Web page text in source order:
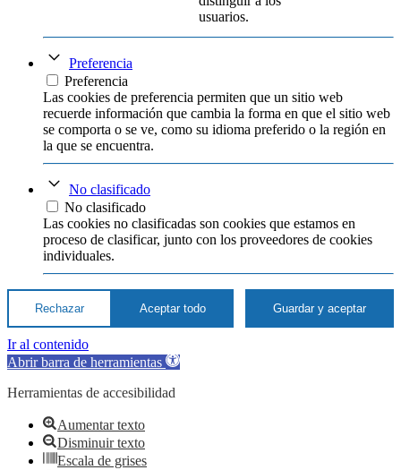
usuarios.
Preferencia
Preferencia
Las cookies de preferencia permiten que un sitio web
recuerde información que cambia la forma en que el sitio web
se comporta o se ve, como su idioma preferido o la región en
la que se encuentra.
No clasificado
No clasificado
Las cookies no clasificadas son cookies que estamos en
proceso de clasificar, junto con los proveedores de cookies
individuales.
Rechazar Aceptar todo Guardar y aceptar
Ir al contenido
Abrir barra de herramientas
Herramientas de accesibilidad
Aumentar texto
Disminuir texto
Escala de grises